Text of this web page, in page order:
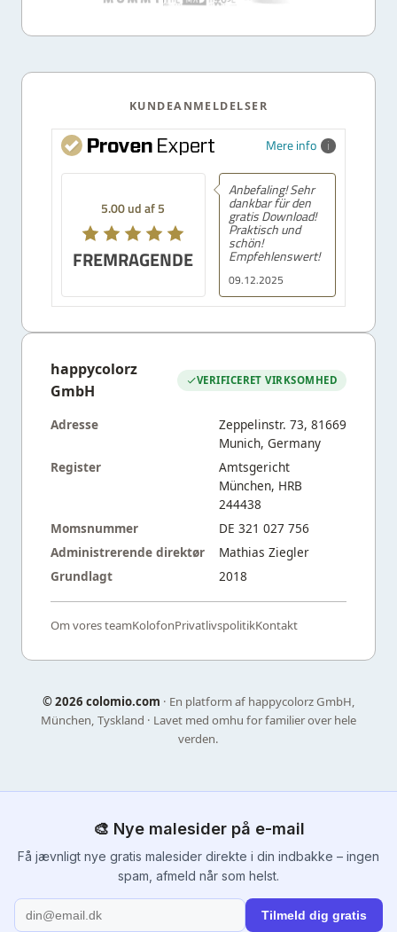
KUNDEANMELDELSER
Mere info
5.00 ud af 5
FREMRAGENDE
09.12.2025
Anbefaling! Sehr
dankbar für den
gratis Download!
Praktisch und
schön!
Empfehlenswert!
happycolorz
GmbH
VERIFICERET VIRKSOMHED
Adresse
Zeppelinstr. 73, 81669
Munich, Germany
Register
Amtsgericht
München, HRB
244438
Momsnummer
DE 321 027 756
Administrerende direktør
Mathias Ziegler
Grundlagt
2018
Om vores teamKolofonPrivatlivspolitikKontakt
©2026 colomio.com · En platform af happycolorz GmbH,
München, Tyskland · Lavet med omhu for familier over hele
verden.
🎨 Nye malesider på e-mail
Få jævnligt nye gratis malesider direkte i din indbakke – ingen
spam, afmeld når som helst.
Tilmeld dig gratis